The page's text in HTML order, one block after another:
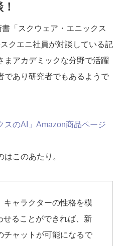
「スクウェア・エニックス
クエニ社員が対談している記
まアカデミックな分野で活躍
であり研究者でもあるようで
スのAI」Amazon商品ページ
このあたり。
キャラクターの性格を模
せることができれば、新
チャットが可能になるで